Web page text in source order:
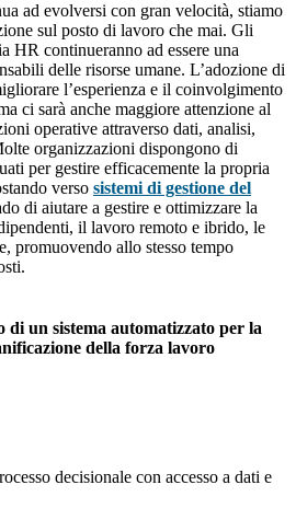
ad evolversi con gran velocità, stiamo
sul posto di lavoro che mai. Gli
HR continueranno ad essere una
delle risorse umane. L’adozione di
l’esperienza e il coinvolgimento
ci sarà anche maggiore attenzione al
operative attraverso dati, analisi,
organizzazioni dispongono di
per gestire efficacemente la propria
verso sistemi di gestione del
di aiutare a gestire e ottimizzare la
il lavoro remoto e ibrido, le
promuovendo allo stesso tempo
di un sistema automatizzato per la
della forza lavoro
decisionale con accesso a dati e